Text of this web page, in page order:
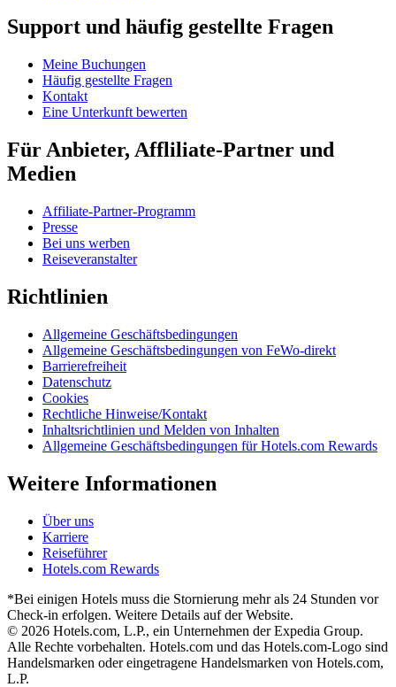
Support und häufig gestellte Fragen
Meine Buchungen
Häufig gestellte Fragen
Kontakt
Eine Unterkunft bewerten
Für Anbieter, Affliliate-Partner und
Medien
Affiliate-Partner-Programm
Presse
Bei uns werben
Reiseveranstalter
Richtlinien
Allgemeine Geschäftsbedingungen
Allgemeine Geschäftsbedingungen von FeWo-direkt
Barrierefreiheit
Datenschutz
Cookies
Rechtliche Hinweise/Kontakt
Inhaltsrichtlinien und Melden von Inhalten
Allgemeine Geschäftsbedingungen für Hotels.com Rewards
Weitere Informationen
Über uns
Karriere
Reiseführer
Hotels.com Rewards
*Bei einigen Hotels muss die Stornierung mehr als 24 Stunden vor
Check-in erfolgen. Weitere Details auf der Website.
© 2026 Hotels.com, L.P., ein Unternehmen der Expedia Group.
Alle Rechte vorbehalten. Hotels.com und das Hotels.com-Logo sind
Handelsmarken oder eingetragene Handelsmarken von Hotels.com,
L.P.